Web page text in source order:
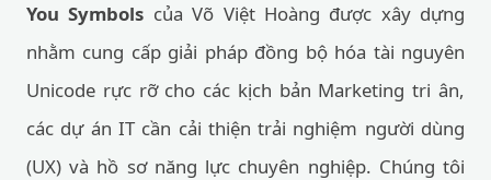
You Symbols của Võ Việt Hoàng được xây dựng
nhằm cung cấp giải pháp đồng bộ hóa tài nguyên
Unicode rực rỡ cho các kịch bản Marketing tri ân,
các dự án IT cần cải thiện trải nghiệm người dùng
(UX) và hồ sơ năng lực chuyên nghiệp. Chúng tôi